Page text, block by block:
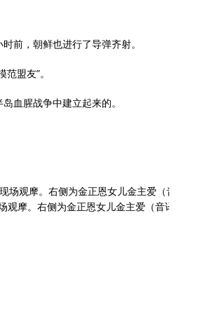
前，朝鲜也进行了导弹齐射。
盟友”。
血腥战争中建立起来的。
摩。右侧为金正恩女儿金主爱（音译）。（